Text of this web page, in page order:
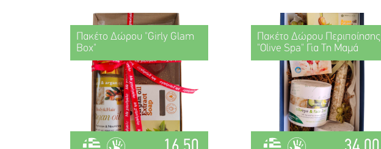
Πακέτο Δώρου "Girly Glam
Box"
Πακέτο Δώρου Περιποίησης
"Olive Spa" Για Τη Μαμά